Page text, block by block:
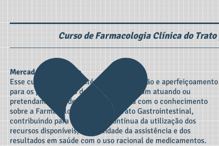
Curso de Farmacologia Clínica do
Mercado de Trabalho
Esse curso é uma estratégia de atualização e aperfeiçoamento
para os profissionais de saúde que estejam atuando ou
pretendam atuar de forma qualificada com o conhecimento
sobre a Farmacologia Clínica do Trato Gastrointestinal,
contribuindo para a melhoria contínua da utilização dos
recursos disponíveis, da qualidade da assistência e dos
resultados em saúde com o uso racional de medicamentos.